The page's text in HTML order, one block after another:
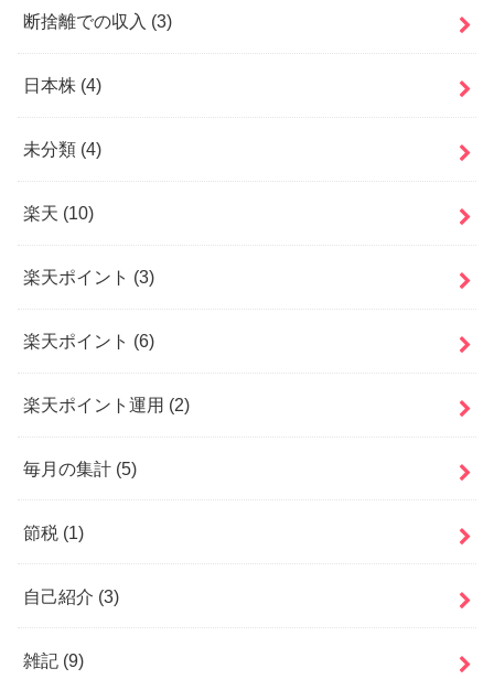
断捨離での収入 (3)
日本株 (4)
未分類 (4)
楽天 (10)
楽天ポイント (3)
楽天ポイント (6)
楽天ポイント運用 (2)
毎月の集計 (5)
節税 (1)
自己紹介 (3)
雑記 (9)